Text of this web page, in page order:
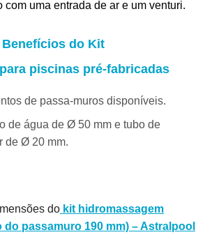
com uma entrada de ar e um venturi.
do Kit
piscinas pré-fabricadas
de passa-muros disponíveis.
de água de Ø 50 mm e tubo de
de Ø 20 mm.
do kit hidromassagem
passamuro 190 mm) – Astralpool